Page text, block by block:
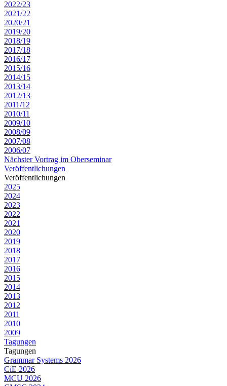
2022/23
2021/22
2020/21
2019/20
2018/19
2017/18
2016/17
2015/16
2014/15
2013/14
2012/13
2011/12
2010/11
2009/10
2008/09
2007/08
2006/07
Nächster Vortrag im Oberseminar
Veröffentlichungen
Veröffentlichungen
2025
2024
2023
2022
2021
2020
2019
2018
2017
2016
2015
2014
2013
2012
2011
2010
2009
Tagungen
Tagungen
Grammar Systems 2026
CiE 2026
MCU 2026